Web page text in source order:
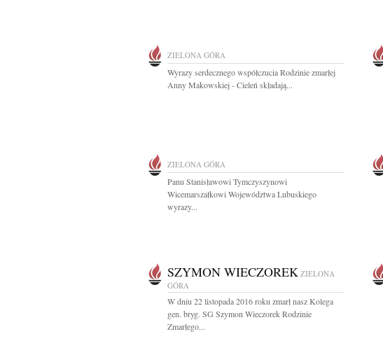
ZIELONA GÓRA
Wyrazy serdecznego współczucia Rodzinie zmarłej
Anny Makowskiej - Cieleń składają...
ZIELONA GÓRA
Panu Stanisławowi Tymczyszynowi
Wicemarszałkowi Województwa Lubuskiego
wyrazy...
SZYMON WIECZOREK ZIELONA
GÓRA
W dniu 22 listopada 2016 roku zmarł nasz Kolega
gen. bryg. SG Szymon Wieczorek Rodzinie
Zmarłego...